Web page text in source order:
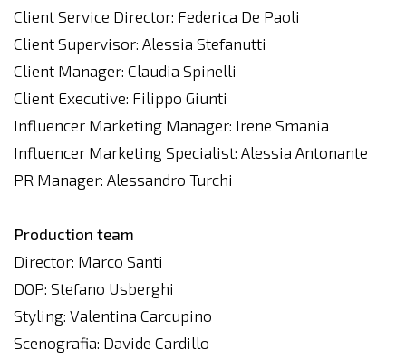
Client Service Director: Federica De Paoli
Client Supervisor: Alessia Stefanutti
Client Manager: Claudia Spinelli
Client Executive: Filippo Giunti
Influencer Marketing Manager: Irene Smania
Influencer Marketing Specialist: Alessia Antonante
PR Manager: Alessandro Turchi
Production team
Director: Marco Santi
DOP: Stefano Usberghi
Styling: Valentina Carcupino
Scenografia: Davide Cardillo